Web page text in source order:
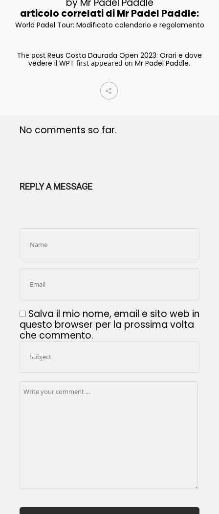
by Mr Padel Paddle
articolo correlati di Mr Padel Paddle:
World Padel Tour: Modificato calendario e regolamento
The post Reus Costa Daurada Open 2023: Orari e dove
vedere il WPT first appeared on Mr Padel Paddle.
No comments so far.
REPLY A MESSAGE
Salva il mio nome, email e sito web in
questo browser per la prossima volta
che commento.